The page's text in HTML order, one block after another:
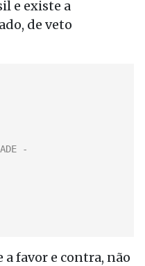
e existe a
de veto
favor e contra, não